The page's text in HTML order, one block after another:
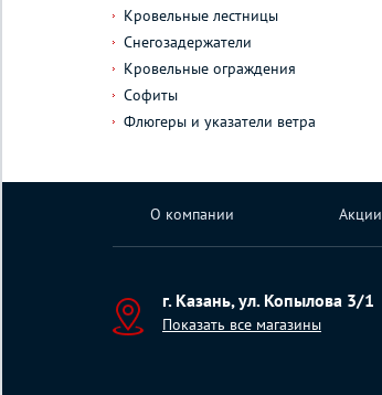
Кровельные лестницы
Снегозадержатели
Кровельные ограждения
Софиты
Флюгеры и указатели ветра
О компании Акции
г. Казань, ул. Копылова 3/1
Показать все магазины